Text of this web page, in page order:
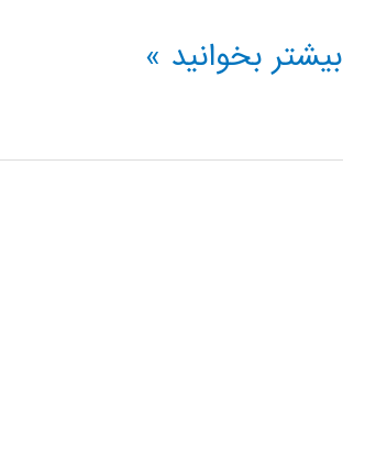
تبدیل
(wavelet
بیشتر بخوانید »